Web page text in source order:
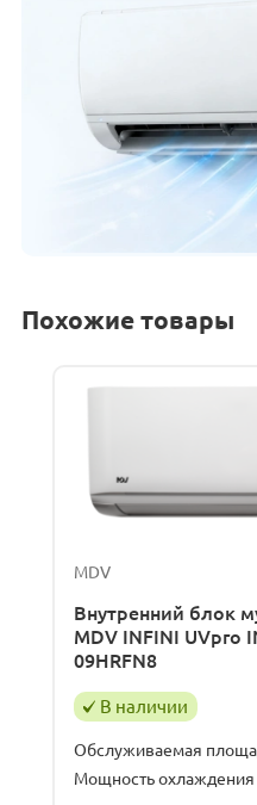
Похожие товары
MDV
Внутренний блок
MDV INFINI UVpro
09HRFN8
В наличии
Обслуживаемая
Мощность охлаждения